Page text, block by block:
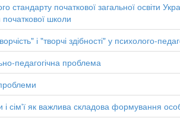
стандарту початкової загальної освіти
школи
і "творчі здібності" у психолого-
педагогічна проблема
і сім'ї як важлива складова формування